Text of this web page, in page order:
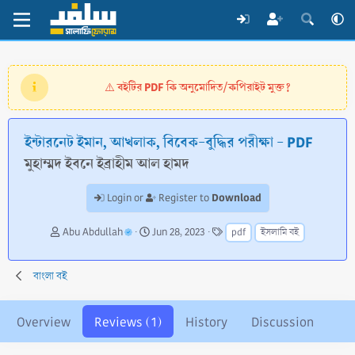
⚠️বইটির PDF কি অনুমোদিত/কপিরাইট মুক্ত?
ইন্টারনেট ইমান, আখলাক, বিবেক-বুদ্ধির পরীক্ষা - PDF
মুহাম্মদ ইবনে ইব্রাহীম আল হামদ
Login or Register to Download
A
t
h
r
Abu Abdullah
C
e
i
o
n
Jun 28, 2023
T
a
g
pdf ইসলামি বই
বাংলা বই
Overview Reviews (1) History Discussion